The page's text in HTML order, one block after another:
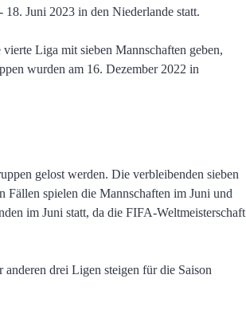
Juni 2023 in den Niederlande statt.
Liga mit sieben Mannschaften geben,
wurden am 16. Dezember 2022 in
gelost werden. Die verbleibenden sieben
spielen die Mannschaften im Juni und
im Juni statt, da die FIFA-Weltmeisterschaft
drei Ligen steigen für die Saison